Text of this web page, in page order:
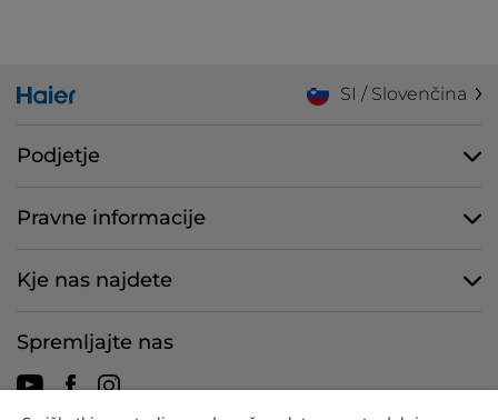
SI / Slovenčina
Podjetje
Pravne informacije
Kje nas najdete
Spremljajte nas